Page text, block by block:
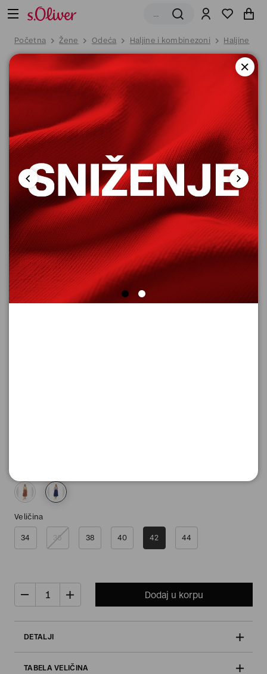
Početna Žene Odeća Haljine i kombinezoni Haljine
Veličina
34 36 38 40 42 44
Dodaj u korpu
DETALJI
TABELA VELIČINA